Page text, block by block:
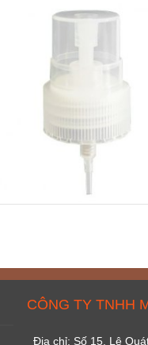
CÔNG TY TNHH
Địa chỉ: Số 15, Lê